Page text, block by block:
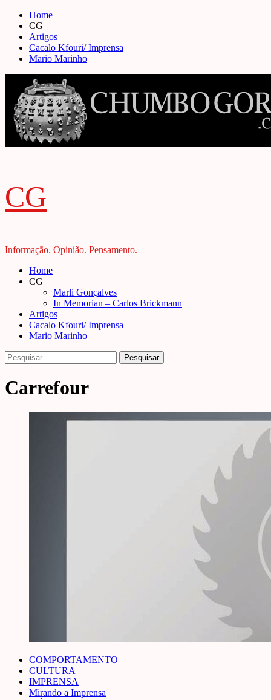
Skip
content
Home
CG
Artigos
Cacalo Kfouri/ Imprensa
Mario Marinho
CG
Informação. Opinião. Pensamento.
Primary
Menu
Home
CG
Marli Gonçalves
In Memorian – Carlos Brickmann
Artigos
Cacalo Kfouri/ Imprensa
Mario Marinho
Pesquisar
por:
Carrefour
COMPORTAMENTO
CULTURA
IMPRENSA
Mirando a Imprensa